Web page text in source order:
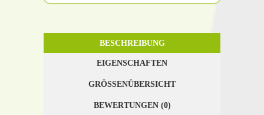
BESCHREIBUNG
EIGENSCHAFTEN
GRÖSSENÜBERSICHT
BEWERTUNGEN (0)